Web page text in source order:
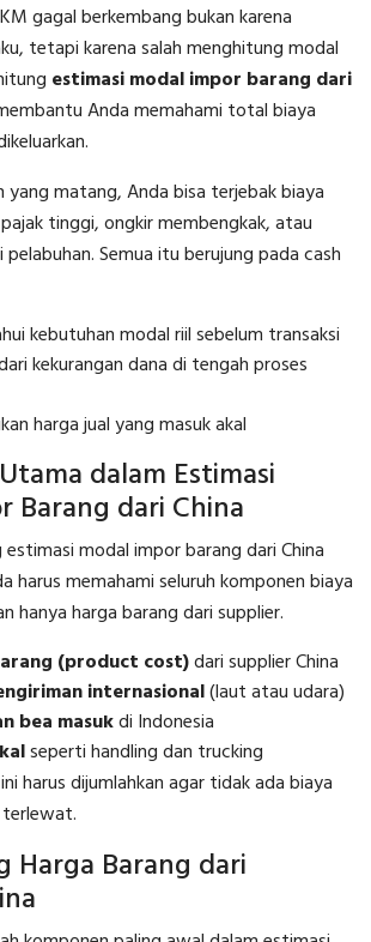
gagal berkembang bukan karena
tetapi karena salah menghitung modal
estimasi modal impor barang dari
Anda memahami total biaya
yang matang, Anda bisa terjebak biaya
tinggi, ongkir membengkak, atau
Semua itu berujung pada cash
kebutuhan modal riil sebelum transaksi
kekurangan dana di tengah proses
harga jual yang masuk akal
dalam Estimasi
Barang dari China
modal impor barang dari China
harus memahami seluruh komponen biaya
hanya harga barang dari supplier.
(product cost)dari supplier China
internasional(laut atau udara)
bea masukdi Indonesia
seperti handling dan trucking
harus dijumlahkan agar tidak ada biaya
Barang dari